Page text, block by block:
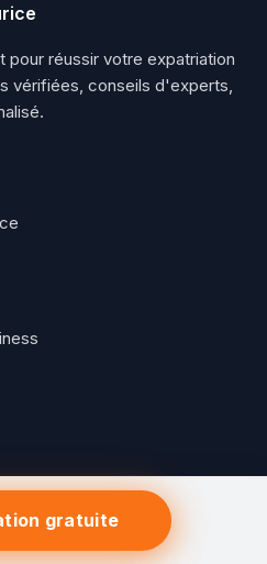
réussir votre expatriation
vérifiées, conseils d'experts,
gratuite